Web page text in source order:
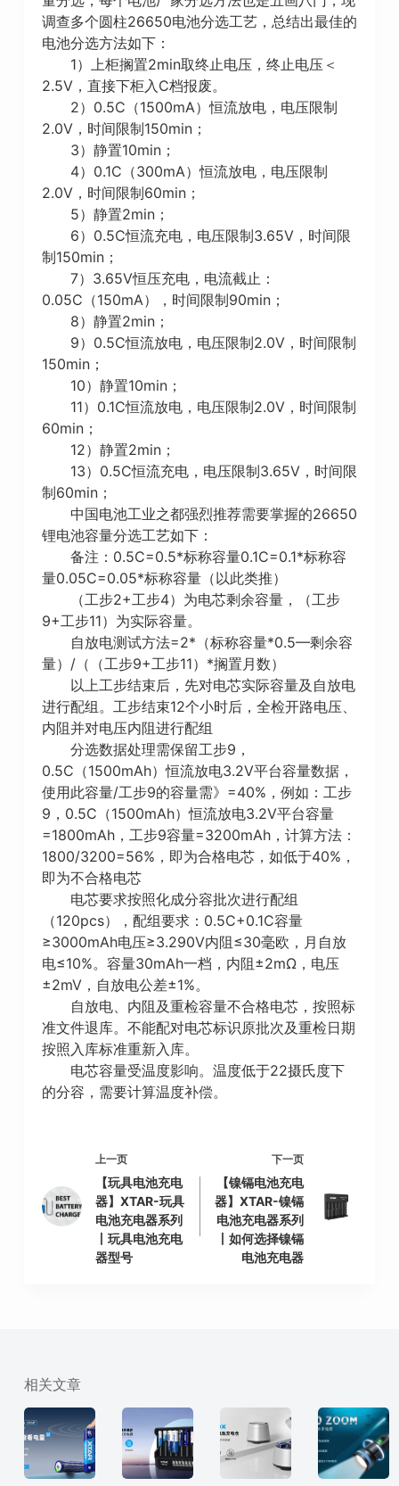
调查多个圆柱26650电池分选工艺，总结出最佳的
电池分选方法如下：
1）上柜搁置2min取终止电压，终止电压＜
2.5V，直接下柜入C档报废。
2）0.5C（1500mA）恒流放电，电压限制
2.0V，时间限制150min；
3）静置10min；
4）0.1C（300mA）恒流放电，电压限制
2.0V，时间限制60min；
5）静置2min；
6）0.5C恒流充电，电压限制3.65V，时间限
制150min；
7）3.65V恒压充电，电流截止：
0.05C（150mA），时间限制90min；
8）静置2min；
9）0.5C恒流放电，电压限制2.0V，时间限制
150min；
10）静置10min；
11）0.1C恒流放电，电压限制2.0V，时间限制
60min；
12）静置2min；
13）0.5C恒流充电，电压限制3.65V，时间限
制60min；
中国电池工业之都强烈推荐需要掌握的26650
锂电池容量分选工艺如下：
备注：0.5C=0.5*标称容量0.1C=0.1*标称容
量0.05C=0.05*标称容量（以此类推）
（工步2+工步4）为电芯剩余容量，（工步
9+工步11）为实际容量。
自放电测试方法=2*（标称容量*0.5—剩余容
量）/（（工步9+工步11）*搁置月数）
以上工步结束后，先对电芯实际容量及自放电
进行配组。工步结束12个小时后，全检开路电压、
内阻并对电压内阻进行配组
分选数据处理需保留工步9，
0.5C（1500mAh）恒流放电3.2V平台容量数据，
使用此容量/工步9的容量需》=40%，例如：工步
9，0.5C（1500mAh）恒流放电3.2V平台容量
=1800mAh，工步9容量=3200mAh，计算方法：
1800/3200=56%，即为合格电芯，如低于40%，
即为不合格电芯
电芯要求按照化成分容批次进行配组
（120pcs），配组要求：0.5C+0.1C容量
≥3000mAh电压≥3.290V内阻≤30毫欧，月自放
电≤10%。容量30mAh一档，内阻±2mΩ，电压
±2mV，自放电公差±1%。
自放电、内阻及重检容量不合格电芯，按照标
准文件退库。不能配对电芯标识原批次及重检日期
按照入库标准重新入库。
电芯容量受温度影响。温度低于22摄氏度下
的分容，需要计算温度补偿。
上一页
【玩具电池充电
器】XTAR-玩具
电池充电器系列
丨玩具电池充电
器型号
下一页
【镍镉电池充电
器】XTAR-镍镉
电池充电器系列
丨如何选择镍镉
电池充电器
相关文章